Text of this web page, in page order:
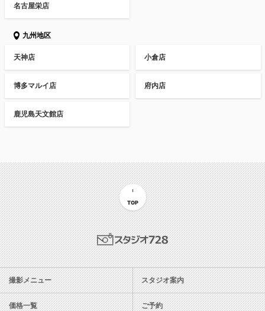
名古屋栄店
九州地区
天神店 小倉店
博多マルイ店 府内店
鹿児島天文館店
TOP
スタジオ728
撮影メニュー スタジオ案内
価格一覧 ご予約